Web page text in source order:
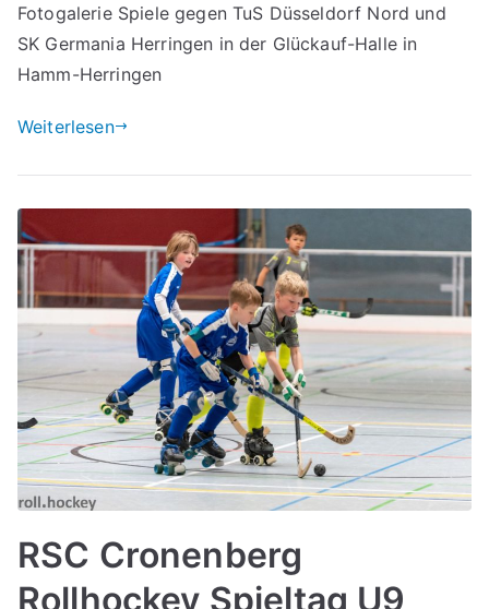
Fotogalerie Spiele gegen TuS Düsseldorf Nord und
SK Germania Herringen in der Glückauf-Halle in
Hamm-Herringen
Weiterlesen
RSC Cronenberg
Rollhockey Spieltag U9